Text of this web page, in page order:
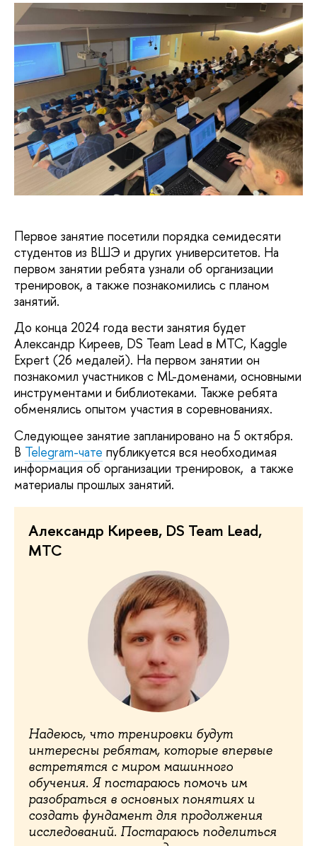
Первое занятие посетили порядка семидесяти
студентов из ВШЭ и других университетов. На
первом занятии ребята узнали об организации
тренировок, а также познакомились с планом
занятий.
До конца 2024 года вести занятия будет
Александр Киреев, DS Team Lead в МТС, Kaggle
Expert (26 медалей). На первом занятии он
познакомил участников с ML-доменами, основными
инструментами и библиотеками. Также ребята
обменялись опытом участия в соревнованиях.
Следующее занятие запланировано на 5 октября.
В Telegram-чате публикуется вся необходимая
информация об организации тренировок, а также
материалы прошлых занятий.
Александр Киреев, DS Team Lead,
МТС
Надеюсь, что тренировки будут
интересны ребятам, которые впервые
встретятся с миром машинного
обучения. Я постараюсь помочь им
разобраться в основных понятиях и
создать фундамент для продолжения
исследований. Постараюсь поделиться